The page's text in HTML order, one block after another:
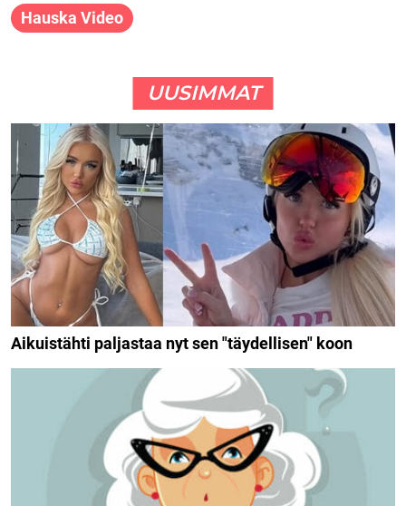
Hauska Video
UUSIMMAT
Aikuistähti paljastaa nyt sen "täydellisen" koon